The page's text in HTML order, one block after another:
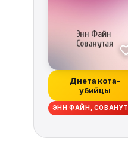
Диета кота-
убийцы
ЭНН ФАЙН,